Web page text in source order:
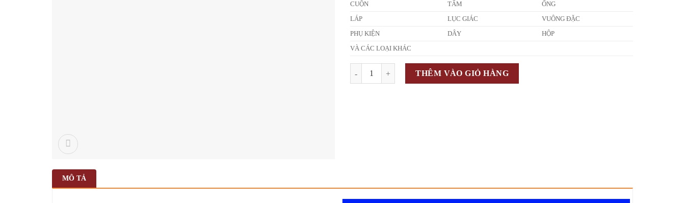
CUỘN TẤM ỐNG
LÁP LỤC GIÁC VUÔNG ĐẶC
PHỤ KIỆN DÂY HỘP
VÀ CÁC LOẠI KHÁC
THÊM VÀO GIỎ HÀNG
MÔ TẢ